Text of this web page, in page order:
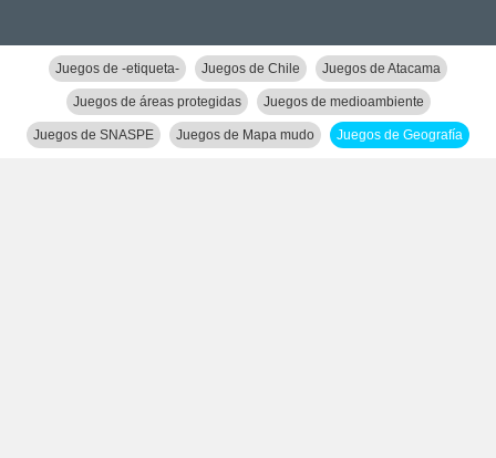
Juegos de -etiqueta- Juegos de Chile Juegos de Atacama
Juegos de áreas protegidas Juegos de medioambiente
Juegos de SNASPE Juegos de Mapa mudo Juegos de Geografía